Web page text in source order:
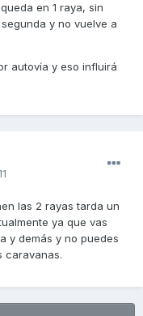
en 1 raya, sin
y no vuelve a
autovía y eso influirá
las 2 rayas tarda un
ya que vas
y demás y no puedes
caravanas.